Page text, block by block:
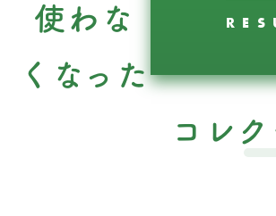
使わな
くなった
コレ